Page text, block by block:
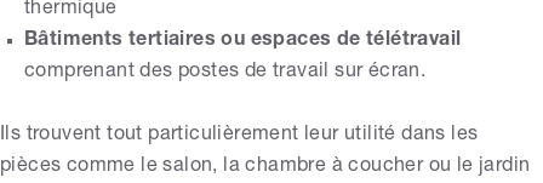
thermique
Bâtiments tertiaires ou espaces de télétravail
comprenant des postes de travail sur écran.
Ils trouvent tout particulièrement leur utilité dans les
pièces comme le salon, la chambre à coucher ou le jardin